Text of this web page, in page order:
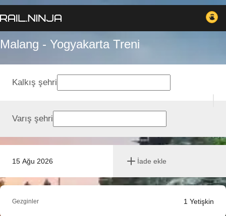
Malang - Yogyakarta Treni
15 Ağu 2026 İade ekle
Kalkış şehri
Varış şehri
Gezginler 1 Yetişkin